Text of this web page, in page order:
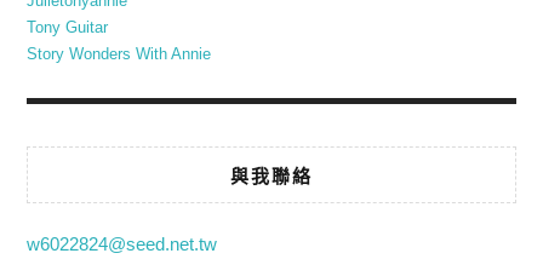
Tony Guitar
Story Wonders With Annie
與我聯絡
w6022824@seed.net.tw